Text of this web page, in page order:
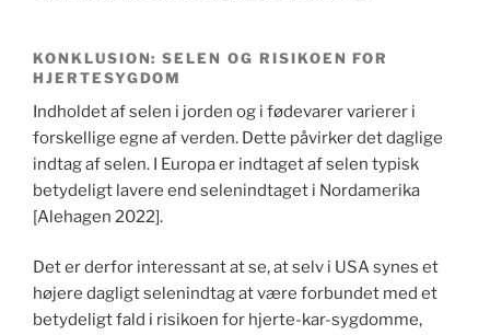
KONKLUSION: SELEN OG RISIKOEN FOR
HJERTESYGDOM
Indholdet af selen i jorden og i fødevarer varierer i
forskellige egne af verden. Dette påvirker det daglige
indtag af selen. I Europa er indtaget af selen typisk
betydeligt lavere end selenindtaget i Nordamerika
[Alehagen 2022].
Det er derfor interessant at se, at selv i USA synes et
højere dagligt selenindtag at være forbundet med et
betydeligt fald i risikoen for hjerte-kar-sygdomme,